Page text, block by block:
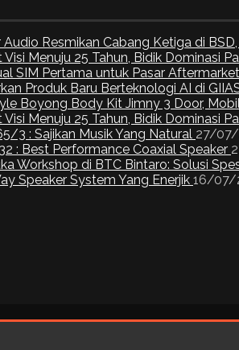
Resmikan Cabang Ketiga di
Menuju 25 Tahun, Bidik Dominasi
SIM Pertama untuk Pasar
Produk Baru Berteknologi AI di
Boyong Body Kit Jimny 3 Door,
Menuju 25 Tahun, Bidik Dominasi
3 : Sajikan Musik Yang Natural 27/
: Best Performance Coaxial Speaker
Workshop di BTC Bintaro: Solusi
Speaker System Yang Enerjik 16/07/